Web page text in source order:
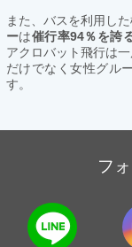
また、バスを利用し
ーは催行率94％を誇
アクロバット飛行は
だけでなく女性グル
す。
フ